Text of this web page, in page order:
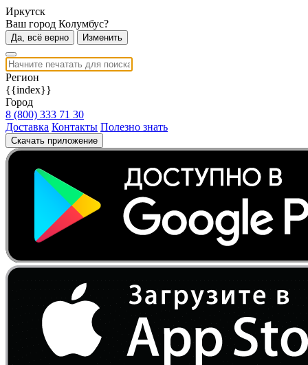
Иркутск
Ваш город Колумбус?
Да, всё верно Изменить
Регион
{{index}}
Город
8 (800) 333 71 30
Доставка Контакты Полезно знать
Скачать приложение